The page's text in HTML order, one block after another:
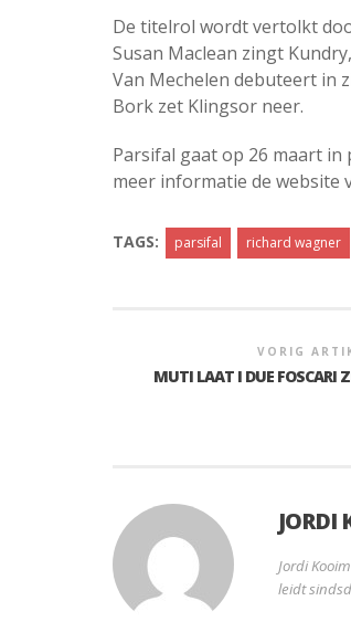
De titelrol wordt vertolkt
Susan Maclean zingt
Van Mechelen debuteert in
Bork zet Klingsor neer.
Parsifal gaat op 26 maart
meer informatie de website
TAGS: parsifal richard wagner
VORIG
MUTI LAAT I DUE FOSCARI
JORDI
Jordi
leidt